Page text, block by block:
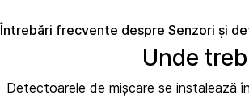
Întrebări frecvente despre Senzori și
Unde
Detectoarele de mișcare se instalează